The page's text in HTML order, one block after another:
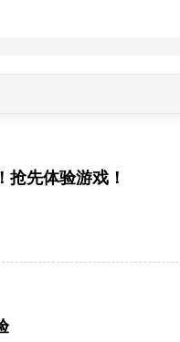
抢先体验游戏！